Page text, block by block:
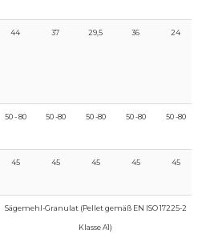
44 37 29,5 36 24
50 - 80 50 -80 50 -80 50 -80 50 -80
45 45 45 45 45
Sägemehl-Granulat (Pellet gemäß EN ISO 17225-2
Klasse A1)